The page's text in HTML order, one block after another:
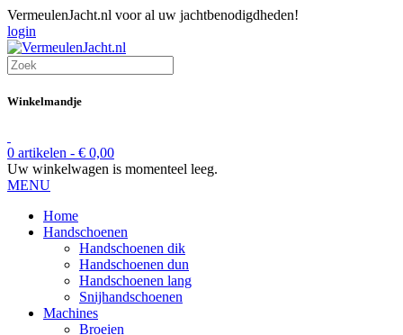
VermeulenJacht.nl voor al uw jachtbenodigdheden!
login
Winkelmandje
0 artikelen - € 0,00
Uw winkelwagen is momenteel leeg.
MENU
Home
Handschoenen
Handschoenen dik
Handschoenen dun
Handschoenen lang
Snijhandschoenen
Machines
Broeien